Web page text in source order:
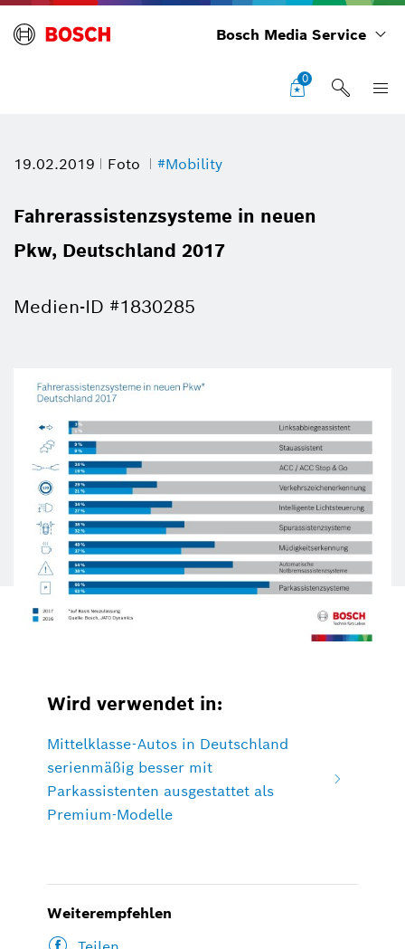
Bosch Media Service
0
19.02.2019 Foto #Mobility
Fahrerassistenzsysteme in neuen
Pkw, Deutschland 2017
Medien-ID #1830285
Wird verwendet in:
Mittelklasse-Autos in Deutschland
serienmäßig besser mit
Parkassistenten ausgestattet als
Premium-Modelle
Weiterempfehlen